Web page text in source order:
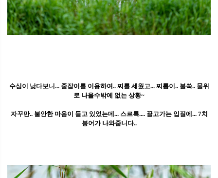
수심이 낮다보니... 줄잡이를 이용하여.. 찌를 세웠고... 찌톱이.. 불쑥.. 물위
로 나올수밖에 없는 상황~
자꾸만.. 불안한 마음이 들고 있었는데... 스르륵.... 끌고가는 입질에... 7치
붕어가 나와줍니다..